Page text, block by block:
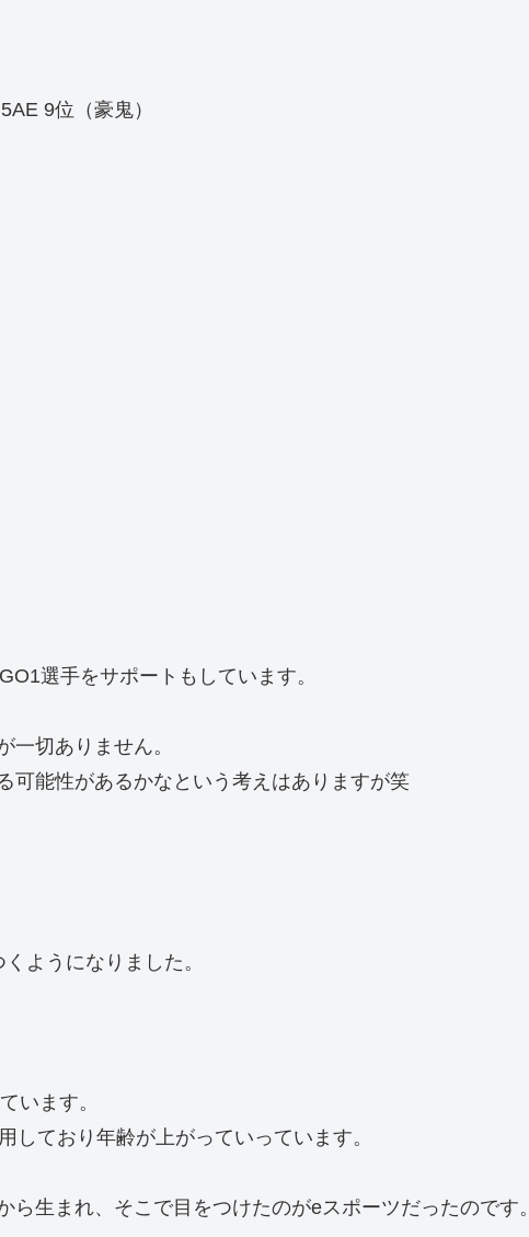
9位（豪鬼）
選手をサポートもしています。
切ありません。
可能性があるかなという考えはありますが笑
ようになりました。
います。
ており年齢が上がっていっています。
生まれ、そこで目をつけたのがeスポーツだったのです。